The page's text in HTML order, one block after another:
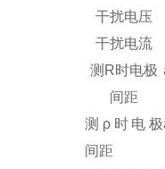
干扰电压
干扰电流
测R时电极
间距
测ρ时电极
间距